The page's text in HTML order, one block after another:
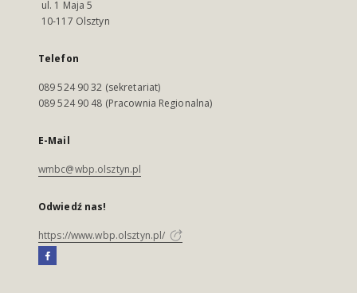
ul. 1 Maja 5
10-117 Olsztyn
Telefon
089 524 90 32 (sekretariat)
089 524 90 48 (Pracownia Regionalna)
E-Mail
wmbc@wbp.olsztyn.pl
Odwiedź nas!
https://www.wbp.olsztyn.pl/